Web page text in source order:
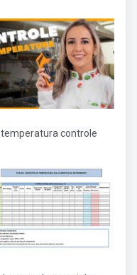
temperatura controle